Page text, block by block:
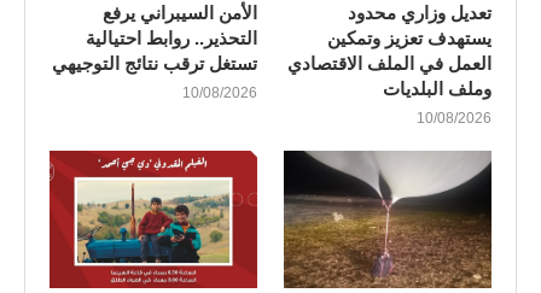
تعديل وزاري محدود
يستهدف تعزيز وتمكين
العمل في الملف الاقتصادي
وملف البلديات
10/08/2026
الأمن السيبراني يرفع
التحذير.. روابط احتيالية
تستغل ترقب نتائج التوجيهي
10/08/2026